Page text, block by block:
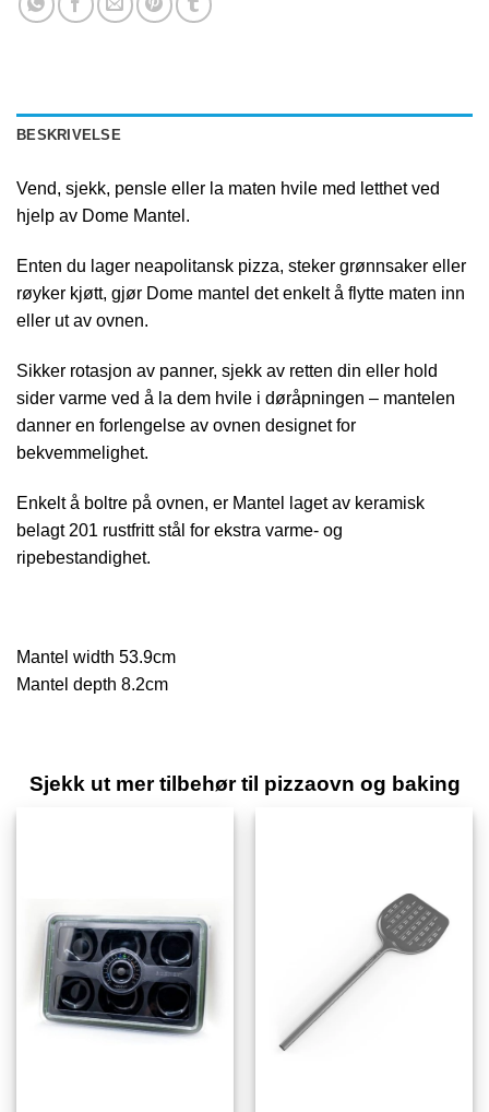
BESKRIVELSE
Vend, sjekk, pensle eller la maten hvile med letthet ved
hjelp av Dome Mantel.
Enten du lager neapolitansk pizza, steker grønnsaker eller
røyker kjøtt, gjør Dome mantel det enkelt å flytte maten inn
eller ut av ovnen.
Sikker rotasjon av panner, sjekk av retten din eller hold
sider varme ved å la dem hvile i døråpningen – mantelen
danner en forlengelse av ovnen designet for
bekvemmelighet.
Enkelt å boltre på ovnen, er Mantel laget av keramisk
belagt 201 rustfritt stål for ekstra varme- og
ripebestandighet.
Mantel width 53.9cm
Mantel depth 8.2cm
Sjekk ut mer tilbehør til pizzaovn og baking